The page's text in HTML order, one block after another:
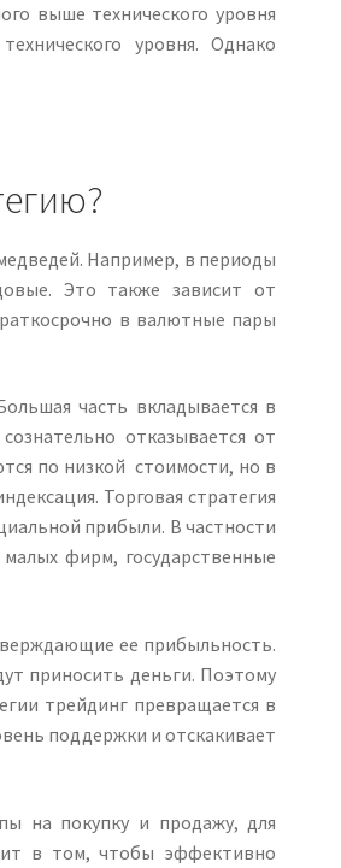
выше технического уровня
уровня. Однако
Например, в периоды
Это также зависит от
в валютные пары
часть вкладывается в
отказывается от
по низкой стоимости, но в
Торговая стратегия
прибыли. В частности
фирм, государственные
ее прибыльность.
приносить деньги. Поэтому
трейдинг превращается в
поддержки и отскакивает
на покупку и продажу, для
в том, чтобы эффективно